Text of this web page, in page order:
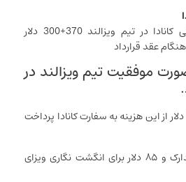
هزینه اخذ ویزای توریستی کانادا در تیم ویزالند 370+300 دلار
در صورت موفقیت تیم ویزالند در
توجه داشته باشید که ۱۸۵ دلار از این هزینه به سفارت کانادا پرداخت
که ۱۰۰ دلار برای بررسی مدارک و ۸۵ دلار برای انگشت نگاری ویزای